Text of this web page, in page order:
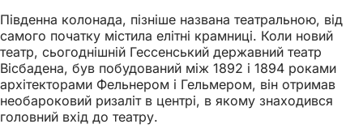
Південна колонада, пізніше названа театральною, від
самого початку містила елітні крамниці. Коли новий
театр, сьогоднішній Гессенський державний театр
Вісбадена, був побудований між 1892 і 1894 роками
архітекторами Фельнером і Гельмером, він отримав
необароковий ризаліт в центрі, в якому знаходився
головний вхід до театру.